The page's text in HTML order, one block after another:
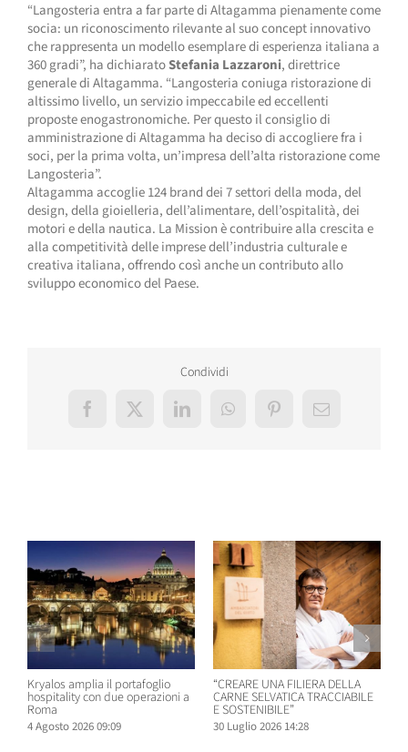
“Langosteria entra a far parte di Altagamma pienamente come
socia: un riconoscimento rilevante al suo concept innovativo
che rappresenta un modello esemplare di esperienza italiana a
360 gradi”, ha dichiaratoStefania Lazzaroni, direttrice
generale di Altagamma. “Langosteria coniuga ristorazione di
altissimo livello, un servizio impeccabile ed eccellenti
proposte enogastronomiche. Per questo il consiglio di
amministrazione di Altagamma ha deciso di accogliere fra i
soci, per la prima volta, un’impresa dell’alta ristorazione come
Langosteria”.
Altagamma accoglie 124 brand dei 7 settori della moda, del
design, della gioielleria, dell’alimentare, dell’ospitalità, dei
motori e della nautica. La Mission è contribuire alla crescita e
alla competitività delle imprese dell’industria culturale e
creativa italiana, offrendo così anche un contributo allo
sviluppo economico del Paese.
Condividi
Facebook
X LinkedInWhatsAppPinterestEmail
Kryalos amplia il portafoglio
hospitality con due operazioni a
Roma
4 Agosto 2026 09:09
“CREARE UNA FILIERA DELLA
CARNE SELVATICA TRACCIABILE
E SOSTENIBILE”
30 Luglio 2026 14:28